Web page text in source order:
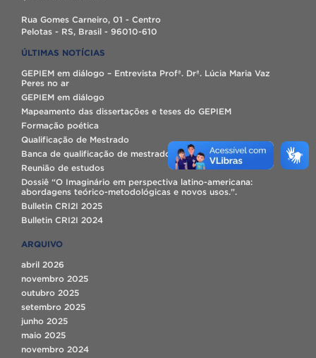
Rua Gomes Carneiro, 01 - Centro
Pelotas - RS, Brasil - 96010-610
ÚLTIMAS NOTÍCIAS
GEPIEM em diálogo – Entrevista Profª. Drª. Lúcia Maria Vaz
Peres no ar
GEPIEM em diálogo
Mapeamento das dissertações e teses do GEPIEM
Formação poética
Qualificação de Mestrado
Banca de qualificação de mestrado
Reunião de estudos
Dossiê “O Imaginário em perspectiva latino-americana:
abordagens teórico-metodológicas e novos usos.”.
Bulletin CRI2I 2025
Bulletin CRI2I 2024
ARQUIVO
abril 2026
novembro 2025
outubro 2025
setembro 2025
junho 2025
maio 2025
novembro 2024